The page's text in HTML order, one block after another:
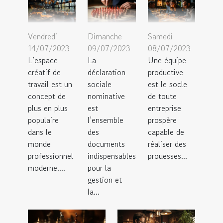
Vendredi
14/07/2023
L’espace
créatif de
travail est un
concept de
plus en plus
populaire
dans le
monde
professionnel
moderne....
Dimanche
09/07/2023
La
déclaration
sociale
nominative
est
l’ensemble
des
documents
indispensables
pour la
gestion et
la...
Samedi
08/07/2023
Une équipe
productive
est le socle
de toute
entreprise
prospère
capable de
réaliser des
prouesses...